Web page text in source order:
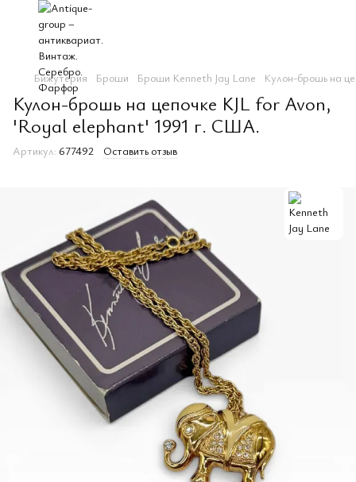
Бижутерия Броши Броши Kenneth Jay Lane Кулон-брошь на
Кулон-брошь на цепочке KJL for Avon,
'Royal elephant' 1991 г. США.
Артикул: 677492 Оставить отзыв